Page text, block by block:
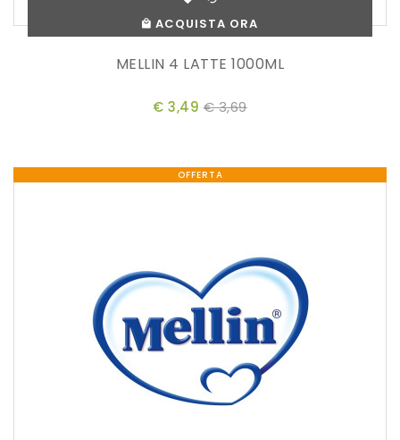
ACQUISTA ORA
MELLIN 4 LATTE 1000ML
€ 3,49 € 3,69
OFFERTA